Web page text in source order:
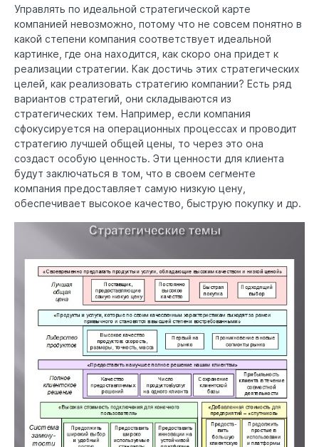
Управлять по идеальной стратегической карте
компанией невозможно, потому что не совсем понятно в
какой степени компания соответствует идеальной
картинке, где она находится, как скоро она придет к
реализации стратегии. Как достичь этих стратегических
целей, как реализовать стратегию компании? Есть ряд
вариантов стратегий, они складываются из
стратегических тем. Например, если компания
сфокусируется на операционных процессах и проводит
стратегию лучшей общей цены, то через это она
создаст особую ценность. Эти ценности для клиента
будут заключаться в том, что в своем сегменте
компания предоставляет самую низкую цену,
обеспечивает высокое качество, быструю покупку и др.